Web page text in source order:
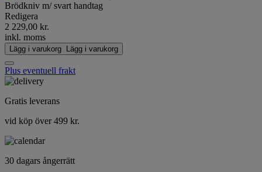
Brödkniv m/ svart handtag
Redigera
2 229,00 kr.
inkl. moms
Lägg i varukorg Lägg i varukorg
Plus eventuell frakt
Gratis leverans
vid köp över 499 kr.
30 dagars ångerrätt